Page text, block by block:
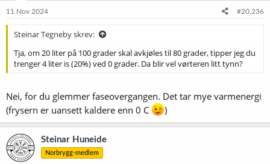
11 Nov 2024 #20.236
Steinar Tegneby skrev:
Tja, om 20 liter på 100 grader skal avkjøles til 80 grader, tipper jeg du
trenger 4 liter is (20%) ved 0 grader. Da blir vel vørteren litt tynn?
Nei, for du glemmer faseovergangen. Det tar mye varmenergi
(frysern er uansett kaldere enn 0 C
)
Steinar Huneide
Norbrygg-medlem